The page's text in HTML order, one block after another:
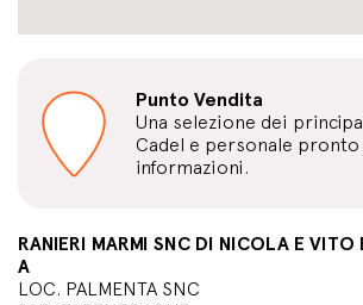
Punto Vendita
Una selezione dei
Cadel e personale pronto
informazioni.
RANIERI MARMI SNC DI NICOLA E VITO
A
LOC. PALMENTA SNC